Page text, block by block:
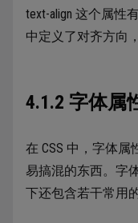
text-align 这个属性
中定义了对齐方向
4.1.2 字体属
在 CSS 中，字体
易搞混的东西。字
下还包含若干常用